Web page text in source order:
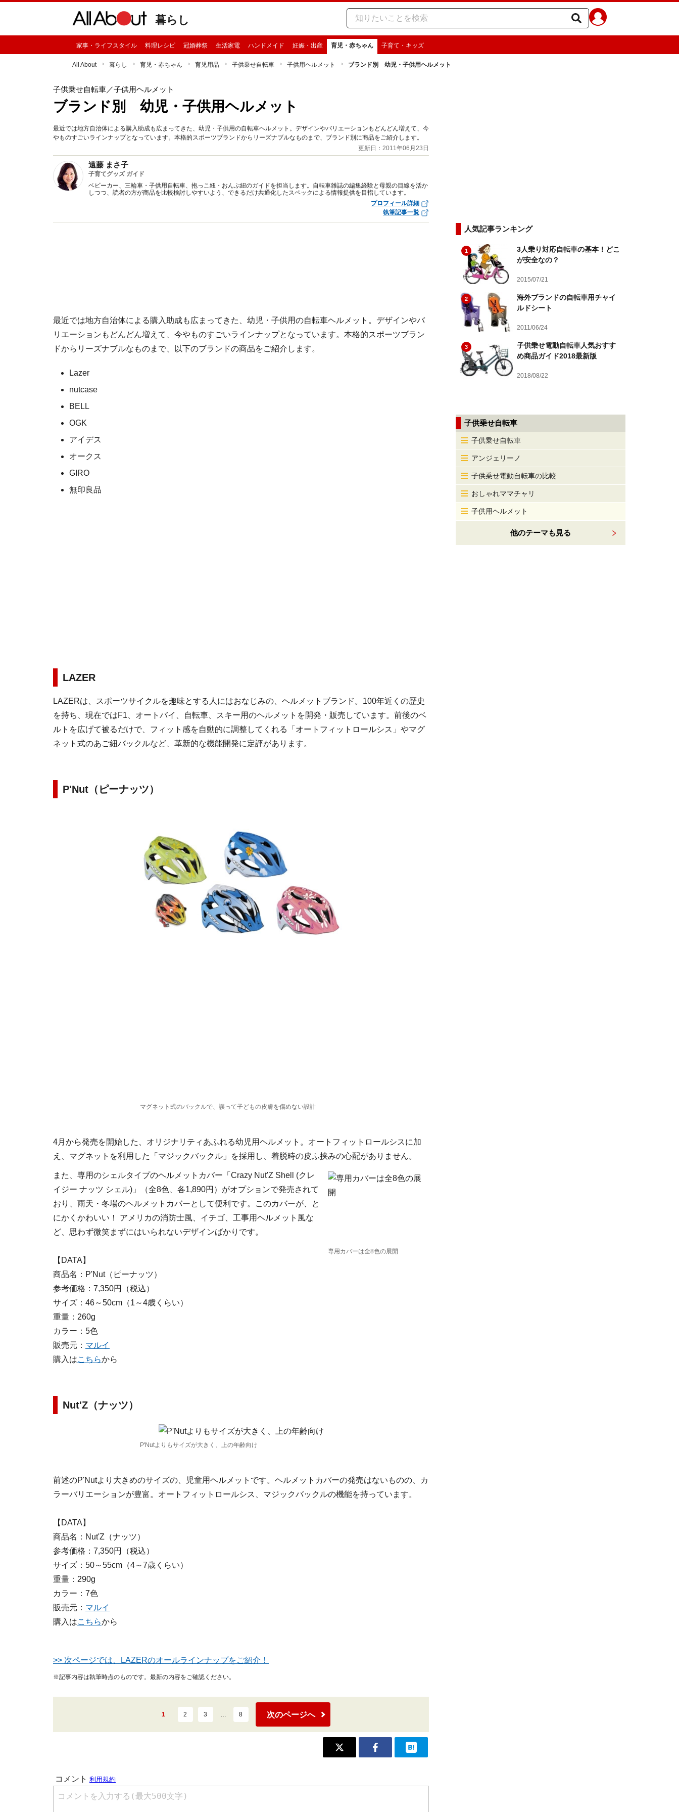
暮らし
家事・ライフスタイル 料理レシピ 冠婚葬祭 生活家電 ハンドメイド 妊娠・出産 育児・赤ちゃん 子育て・キッズ
All About 暮らし 育児・赤ちゃん 育児用品 子供乗せ自転車 子供用ヘルメット ブランド別 幼児・子供用ヘルメット
子供乗せ自転車／子供用ヘルメット
ブランド別 幼児・子供用ヘルメット
最近では地方自治体による購入助成も広まってきた、幼児・子供用の自転車ヘルメット。デザインやバリエーションもどんどん増えて、今
やものすごいラインナップとなっています。本格的スポーツブランドからリーズナブルなものまで、ブランド別に商品をご紹介します。
更新日：2011年06月23日
遠藤 まさ子
子育てグッズ ガイド
ベビーカー、三輪車・子供用自転車、抱っこ紐・おんぶ紐のガイドを担当します。自転車雑誌の編集経験と母親の目線を活か
しつつ、読者の方が商品を比較検討しやすいよう、できるだけ共通化したスペックによる情報提供を目指しています。
プロフィール詳細
執筆記事一覧
最近では地方自治体による購入助成も広まってきた、幼児・子供用の自転車ヘルメット。デザインやバ
リエーションもどんどん増えて、今やものすごいラインナップとなっています。本格的スポーツブラン
ドからリーズナブルなものまで、以下のブランドの商品をご紹介します。
Lazer
nutcase
BELL
OGK
アイデス
オークス
GIRO
無印良品
LAZER
LAZERは、スポーツサイクルを趣味とする人にはおなじみの、ヘルメットブランド。100年近くの歴史
を持ち、現在ではF1、オートバイ、自転車、スキー用のヘルメットを開発・販売しています。前後のベ
ルトを広げて被るだけで、フィット感を自動的に調整してくれる「オートフィットロールシス」やマグ
ネット式のあご紐バックルなど、革新的な機能開発に定評があります。
P'Nut（ピーナッツ）
マグネット式のバックルで、誤って子どもの皮膚を傷めない設計
4月から発売を開始した、オリジナリティあふれる幼児用ヘルメット。オートフィットロールシスに加
え、マグネットを利用した「マジックバックル」を採用し、着脱時の皮ふ挟みの心配がありません。
専用カバーは全8色の展開
また、専用のシェルタイプのヘルメットカバー「Crazy Nut'Z Shell (クレ
イジー ナッツ シェル)」（全8色、各1,890円）がオプションで発売されて
おり、雨天・冬場のヘルメットカバーとして便利です。このカバーが、と
にかくかわいい！ アメリカの消防士風、イチゴ、工事用ヘルメット風な
ど、思わず微笑まずにはいられないデザインばかりです。
【DATA】
商品名：P'Nut（ピーナッツ）
参考価格：7,350円（税込）
サイズ：46～50cm（1～4歳くらい）
重量：260g
カラー：5色
販売元： マルイ
購入はこちらから
Nut'Z（ナッツ）
P'Nutよりもサイズが大きく、上の年齢向け
前述のP'Nutより大きめのサイズの、児童用ヘルメットです。ヘルメットカバーの発売はないものの、カ
ラーバリエーションが豊富。オートフィットロールシス、マジックバックルの機能を持っています。
【DATA】
商品名：Nut'Z（ナッツ）
参考価格：7,350円（税込）
サイズ：50～55cm（4～7歳くらい）
重量：290g
カラー：7色
販売元： マルイ
購入はこちらから
>> 次ページでは、LAZERのオールラインナップをご紹介！
※記事内容は執筆時点のものです。最新の内容をご確認ください。
1 2 3 … 8 次のページへ
人気記事ランキング
1
3人乗り対応自転車の基本！どこ
が安全なの？
2015/07/21
2
海外ブランドの自転車用チャイ
ルドシート
2011/06/24
3
子供乗せ電動自転車人気おすす
め商品ガイド2018最新版
2018/08/22
子供乗せ自転車
子供乗せ自転車
アンジェリーノ
子供乗せ電動自転車の比較
おしゃれママチャリ
子供用ヘルメット
他のテーマも見る